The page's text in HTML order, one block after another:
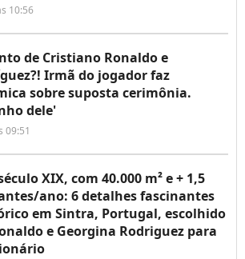
10:56
de Cristiano Ronaldo e
Irmã do jogador faz
sobre suposta cerimônia.
dele'
09:51
XIX, com 40.000 m² e + 1,5
ano: 6 detalhes fascinantes
em Sintra, Portugal, escolhido
e Georgina Rodriguez para